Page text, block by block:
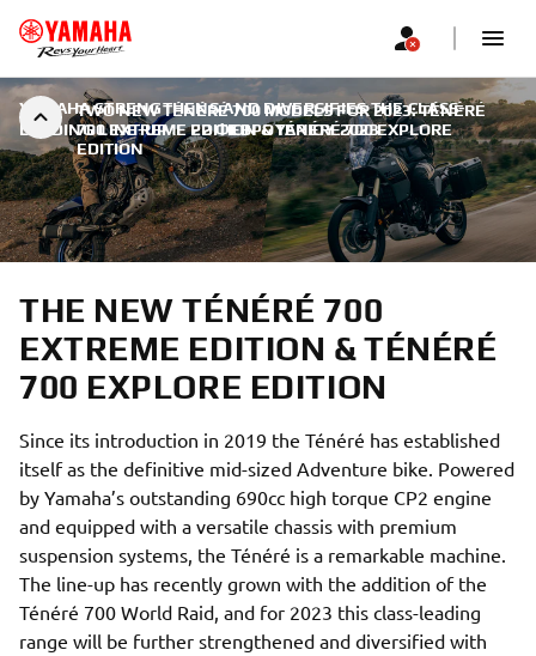
TWO NEW TÉNÉRÉ 700 MODELS FOR 2023: TÉNÉRÉ
700 EXTREME EDITION & TÉNÉRÉ 700 EXPLORE
EDITION
YAMAHA STRENGTHENS AND DIVERSIFIES THE CLASS-
LEADING LINE-UP | 22 ΦΕΒΡΟΥΑΡΊΟΥ 2023
THE NEW TÉNÉRÉ 700
EXTREME EDITION & TÉNÉRÉ
700 EXPLORE EDITION
Since its introduction in 2019 the Ténéré has established
itself as the definitive mid-sized Adventure bike. Powered
by Yamaha’s outstanding 690cc high torque CP2 engine
and equipped with a versatile chassis with premium
suspension systems, the Ténéré is a remarkable machine.
The line-up has recently grown with the addition of the
Ténéré 700 World Raid, and for 2023 this class-leading
range will be further strengthened and diversified with